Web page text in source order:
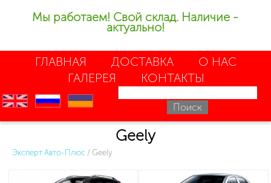
Мы работаем! Свой склад. Наличие -
актуально!
ГЛАВНАЯ ДОСТАВКА
О НАС
ГАЛЕРЕЯ
КОНТАКТЫ
en ru uk
Geely
Эксперт Авто-Плюс / Geely